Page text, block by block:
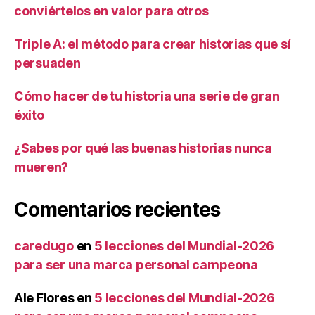
conviértelos en valor para otros
Triple A: el método para crear historias que sí
persuaden
Cómo hacer de tu historia una serie de gran
éxito
¿Sabes por qué las buenas historias nunca
mueren?
Comentarios recientes
caredugoen 5 lecciones del Mundial-2026
para ser una marca personal campeona
Ale Floresen 5 lecciones del Mundial-2026